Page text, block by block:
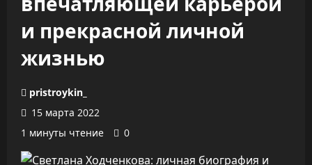
и прекрасной личной
жизнью
pristroykin_
15 марта 2022
1 минуты чтение
0